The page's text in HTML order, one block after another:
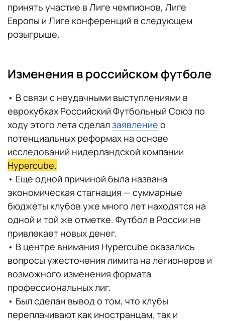
принять участие в Лиге чемпионов, Лиге
Европы и Лиге конференций в следующем
розыгрыше.
Изменения в российском футболе
• В связи с неудачными выступлениями в
еврокубках Российский Футбольный Союз по
ходу этого лета сделалзаявление о
потенциальных реформах на основе
исследований нидерландской компании
Hypercube.
• Еще одной причиной была названа
экономическая стагнация — суммарные
бюджеты клубов уже много лет находятся на
одной и той же отметке. Футбол в России не
привлекает новых денег.
• В центре внимания Hypercube оказались
вопросы ужесточения лимита на легионеров и
возможного изменения формата
профессиональных лиг.
• Был сделан вывод о том, что клубы
переплачивают как иностранцам, так и